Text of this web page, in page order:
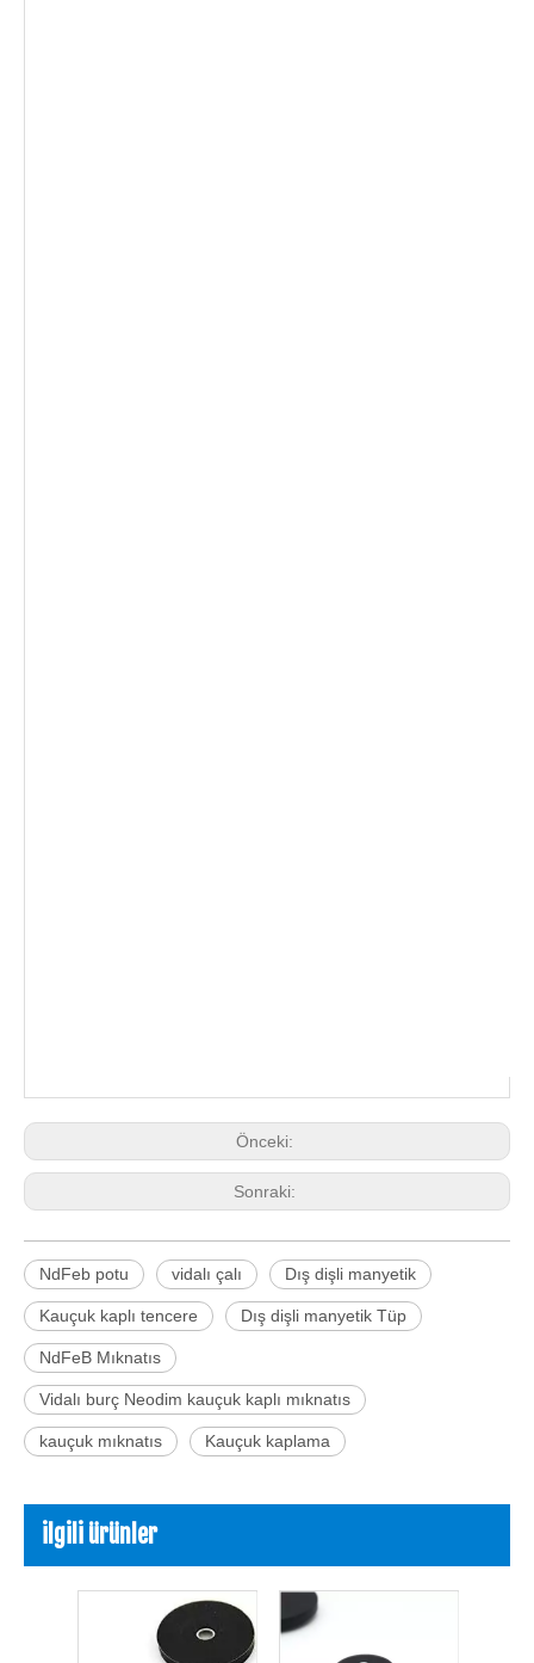
Önceki:
Sonraki:
NdFeb potu vidalı çalı Dış dişli manyetik
Kauçuk kaplı tencere Dış dişli manyetik Tüp
NdFeB Mıknatıs
Vidalı burç Neodim kauçuk kaplı mıknatıs
kauçuk mıknatıs Kauçuk kaplama
ilgili ürünler